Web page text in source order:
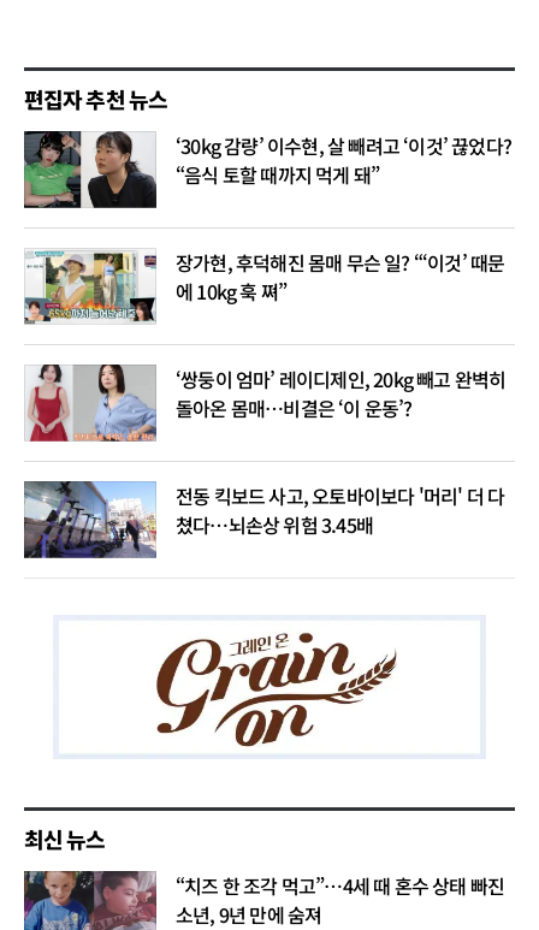
편집자 추천 뉴스
‘30kg 감량’ 이수현, 살 빼려고 ‘이것’ 끊었다?
“음식 토할 때까지 먹게 돼”
장가현, 후덕해진 몸매 무슨 일? “‘이것’ 때문
에 10kg 훅 쪄”
‘쌍둥이 엄마’ 레이디제인, 20kg 빼고 완벽히
돌아온 몸매…비결은 ‘이 운동’?
전동 킥보드 사고, 오토바이보다 '머리' 더 다
쳤다…뇌손상 위험 3.45배
최신 뉴스
“치즈 한 조각 먹고”…4세 때 혼수 상태 빠진
소년, 9년 만에 숨져